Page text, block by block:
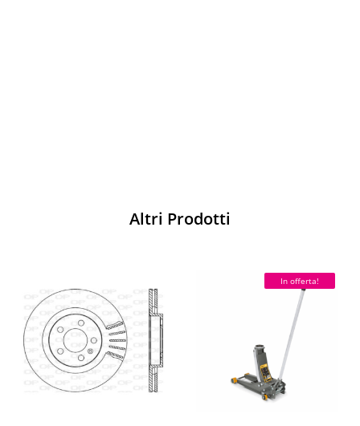
Altri Prodotti
In offerta!